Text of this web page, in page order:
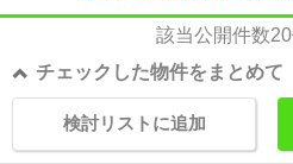
該当公開件数20
チェックした物件をまとめて
検討リストに追加